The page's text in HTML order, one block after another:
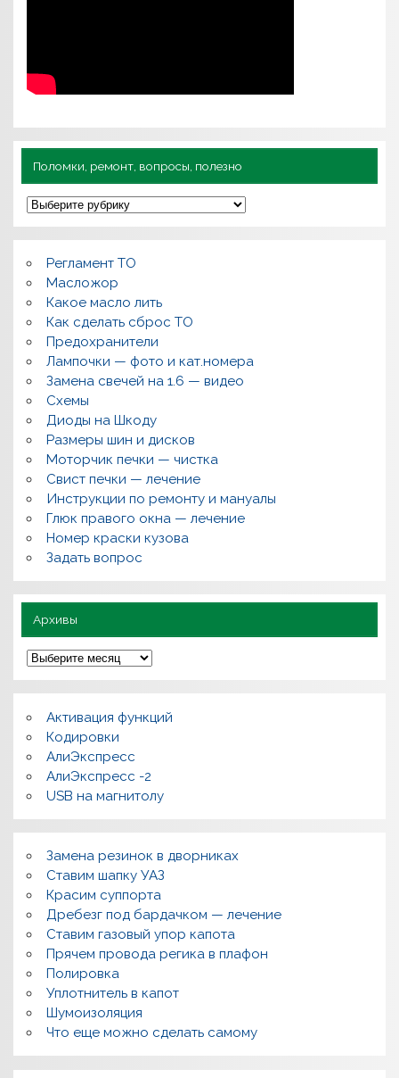
Поломки, ремонт, вопросы, полезно
П
о
л
о
к
и
р
е
м
о
н
т
,
в
о
р
о
ы
,
о
л
з
Регламент ТО
Масложор
Какое масло лить
Как сделать сброс ТО
Предохранители
Лампочки — фото и кат.номера
Замена свечей на 1.6 — видео
Схемы
Диоды на Шкоду
Размеры шин и дисков
Моторчик печки — чистка
Свист печки — лечение
Инструкции по ремонту и мануалы
Глюк правого окна — лечение
Номер краски кузова
Задать вопрос
Архивы
А
р
х
и
ы
Активация функций
Кодировки
АлиЭкспресс
АлиЭкспресс -2
USB на магнитолу
Замена резинок в дворниках
Ставим шапку УАЗ
Красим суппорта
Дребезг под бардачком — лечение
Ставим газовый упор капота
Прячем провода регика в плафон
Полировка
Уплотнитель в капот
Шумоизоляция
Что еще можно сделать самому